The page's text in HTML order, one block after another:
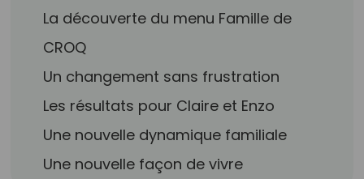
La découverte du menu Famille de
CROQ
Un changement sans frustration
Les résultats pour Claire et Enzo
Une nouvelle dynamique familiale
Une nouvelle façon de vivre